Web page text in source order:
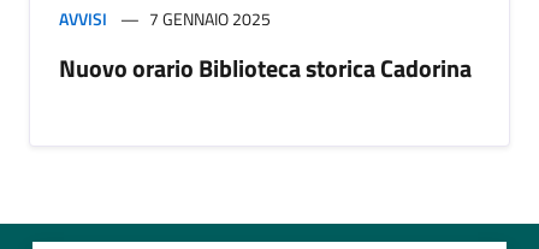
AVVISI 7 GENNAIO 2025
Nuovo orario Biblioteca storica Cadorina